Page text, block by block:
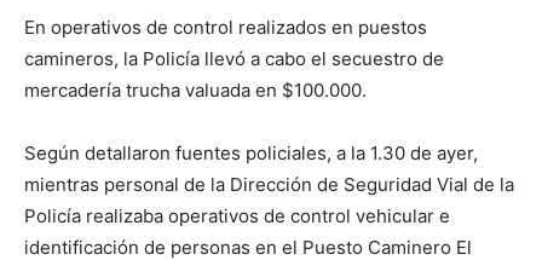
En operativos de control realizados en puestos
camineros, la Policía llevó a cabo el secuestro de
mercadería trucha valuada en $100.000.
Según detallaron fuentes policiales, a la 1.30 de ayer,
mientras personal de la Dirección de Seguridad Vial de la
Policía realizaba operativos de control vehicular e
identificación de personas en el Puesto Caminero El